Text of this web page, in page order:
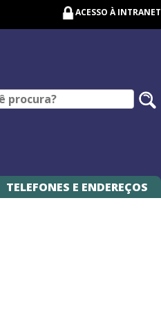
ACESSO À INTRANET
TELEFONES E ENDEREÇOS